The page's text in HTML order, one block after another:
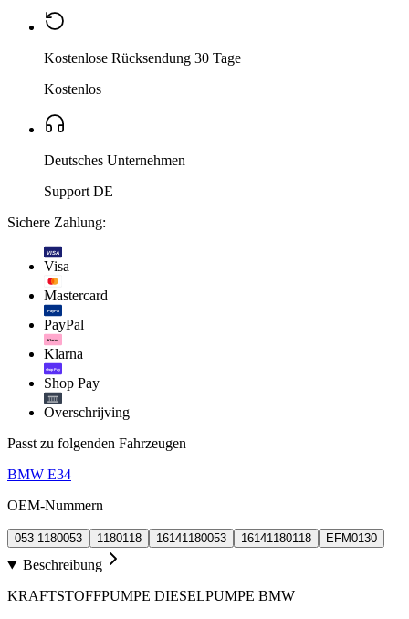
Kostenlose Rücksendung 30 Tage
Kostenlos
Deutsches Unternehmen
Support DE
Sichere Zahlung:
VISA
Visa
Mastercard
PayPal
PayPal
Klarna.
Klarna
shop Pay
Shop Pay
Overschrijving
Passt zu folgenden Fahrzeugen
BMW E34
OEM-Nummern
053 1180053 1180118 16141180053 16141180118 EFM0130
Beschreibung
KRAFTSTOFFPUMPE DIESELPUMPE BMW